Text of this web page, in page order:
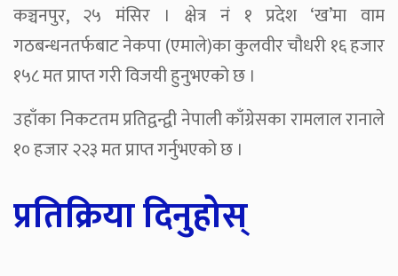
कञ्चनपुर, २५ मंसिर । क्षेत्र नं १ प्रदेश ‘ख’मा वाम
गठबन्धनतर्फबाट नेकपा (एमाले)का कुलवीर चौधरी १६ हजार
१५८ मत प्राप्त गरी विजयी हुनुभएको छ ।
उहाँका निकटतम प्रतिद्वन्द्वी नेपाली काँग्रेसका रामलाल रानाले
१० हजार २२३ मत प्राप्त गर्नुभएको छ ।
प्रतिक्रिया दिनुहोस्